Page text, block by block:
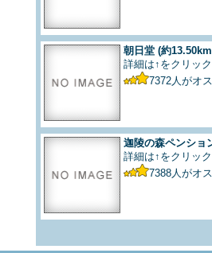
朝日堂 (約
詳細は↑をクリック
7372 人がオ
迦陵の森ペンショ
詳細は↑をクリック
7388 人がオ